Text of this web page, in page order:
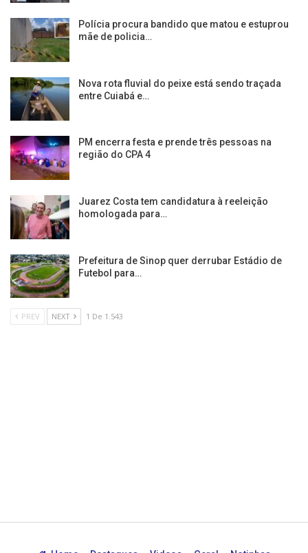
Polícia procura bandido que matou e estuprou
mãe de policia…
Nova rota fluvial do peixe está sendo traçada
entre Cuiabá e…
PM encerra festa e prende três pessoas na
região do CPA 4
Juarez Costa tem candidatura à reeleição
homologada para…
Prefeitura de Sinop quer derrubar Estádio de
Futebol para…
PREV NEXT 1 De 1.543